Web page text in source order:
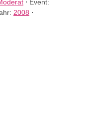
⋅ Event:
2008 ⋅